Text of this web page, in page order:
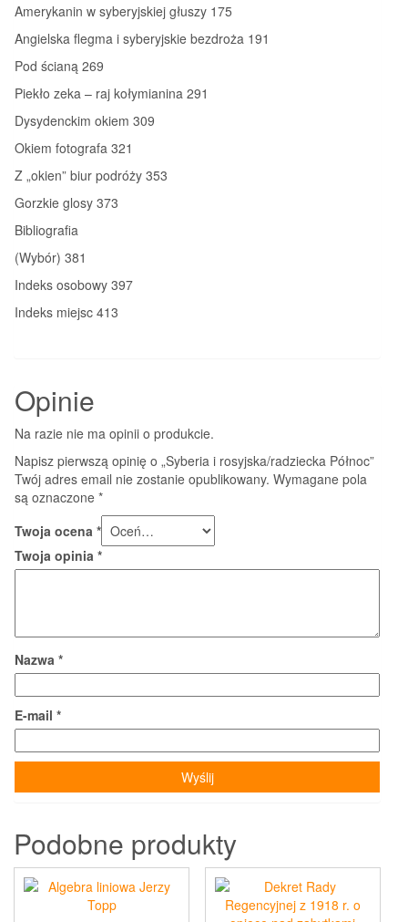
Amerykanin w syberyjskiej głuszy 175
Angielska flegma i syberyjskie bezdroża 191
Pod ścianą 269
Piekło zeka – raj kołymianina 291
Dysydenckim okiem 309
Okiem fotografa 321
Z „okien” biur podróży 353
Gorzkie glosy 373
Bibliografia
(Wybór) 381
Indeks osobowy 397
Indeks miejsc 413
Opinie
Na razie nie ma opinii o produkcie.
Napisz pierwszą opinię o „Syberia i rosyjska/radziecka Północ”
Twój adres email nie zostanie opublikowany. Wymagane pola
są oznaczone *
Twoja ocena *
Twoja opinia *
Nazwa *
E-mail *
Podobne produkty